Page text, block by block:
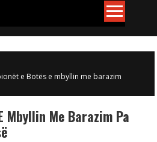
e Botës e mbyllin me barazim
Mbyllin Me Barazim Pa